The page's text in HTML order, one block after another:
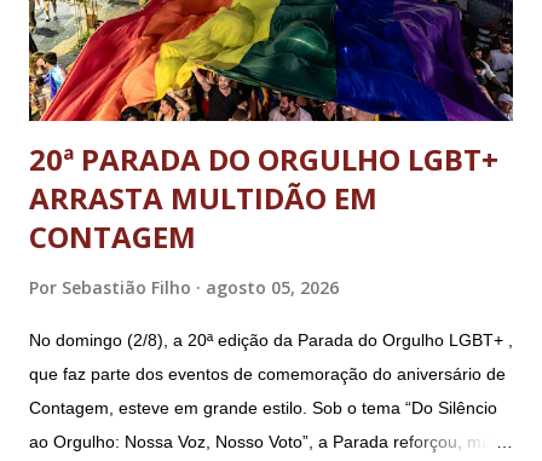
20ª PARADA DO ORGULHO LGBT+
ARRASTA MULTIDÃO EM
CONTAGEM
Por Sebastião Filho agosto 05, 2026
No domingo (2/8), a 20ª edição da Parada do Orgulho LGBT+ ,
que faz parte dos eventos de comemoração do aniversário de
Contagem, esteve em grande estilo. Sob o tema “Do Silêncio
ao Orgulho: Nossa Voz, Nosso Voto”, a Parada reforçou, mais